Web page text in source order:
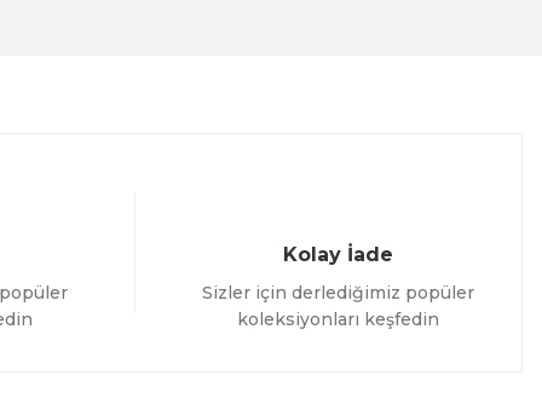
Kolay İade
Sizler için derlediğimiz popüler
koleksiyonları keşfedin